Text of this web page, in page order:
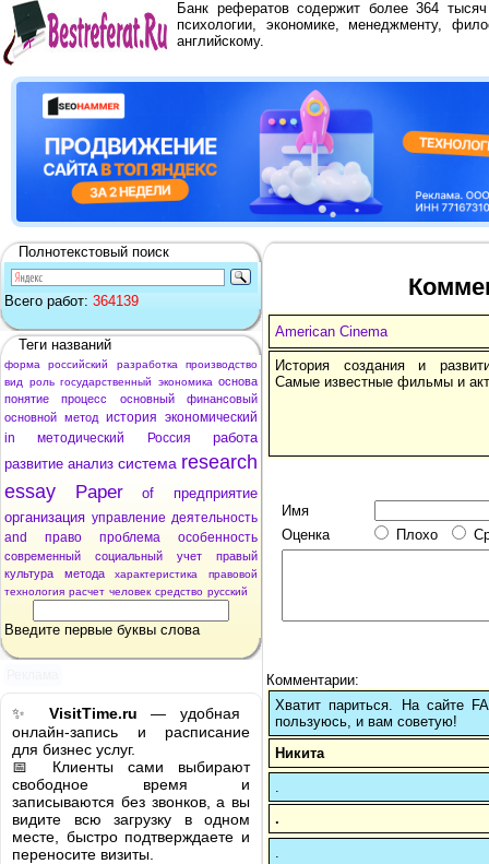
Банк рефератов содержит более 364
психологии, экономике, менеджменту,
английскому.
Полнотекстовый поиск
Всего работ: 364139
Теги названий
форма российский разработка
производство
вид
роль государственный экономика основа
понятие
процесс основный
финансовый
основной метод история экономический
in
методический Россия
работа
развитие анализ система research
essay
Paper of
предприятие
организация управление деятельность
and
право проблема особенность
современный социальный учет
правый
культура
метода характеристика
правовой
технология расчет человек средство русский
Введите первые буквы слова
✨ VisitTime.ru — удобная
онлайн-запись и расписание
для бизнес услуг.
📅 Клиенты сами выбирают
свободное время и
записываются без звонков, а вы
видите всю загрузку в одном
месте, быстро подтверждаете и
переносите визиты.
American Cinema
История создания и
Самые известные фильмы и
Имя
Оценка
Плохо
Комментарии:
Хватит париться. На сайте
пользуюсь, и вам советую!
Никита
.